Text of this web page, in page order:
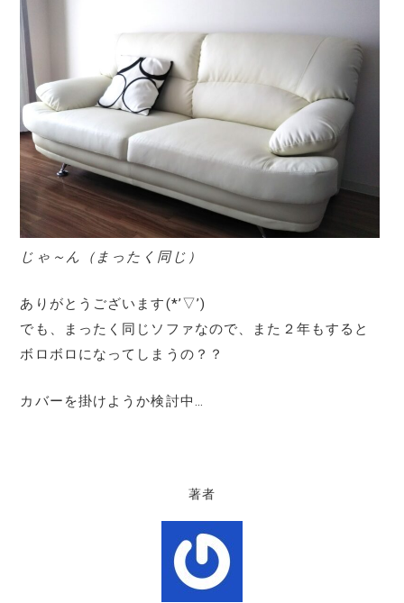
じゃ～ん（まったく同じ）
ありがとうございます(*’▽’)
でも、まったく同じソファなので、また２年もすると
ボロボロになってしまうの？？
カバーを掛けようか検討中…
著者